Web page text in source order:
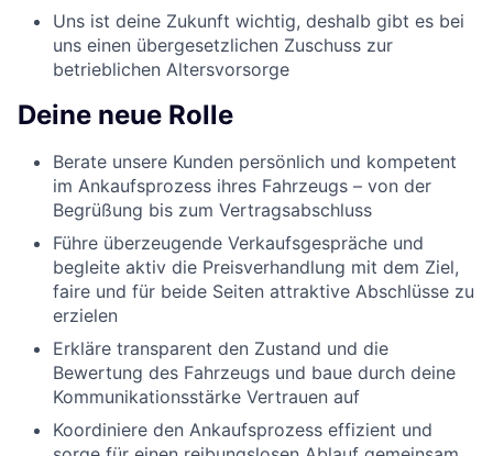
Uns ist deine Zukunft wichtig, deshalb gibt es bei
uns einen übergesetzlichen Zuschuss zur
betrieblichen Altersvorsorge
Deine neue Rolle
Berate unsere Kunden persönlich und kompetent
im Ankaufsprozess ihres Fahrzeugs – von der
Begrüßung bis zum Vertragsabschluss
Führe überzeugende Verkaufsgespräche und
begleite aktiv die Preisverhandlung mit dem Ziel,
faire und für beide Seiten attraktive Abschlüsse zu
erzielen
Erkläre transparent den Zustand und die
Bewertung des Fahrzeugs und baue durch deine
Kommunikationsstärke Vertrauen auf
Koordiniere den Ankaufsprozess effizient und